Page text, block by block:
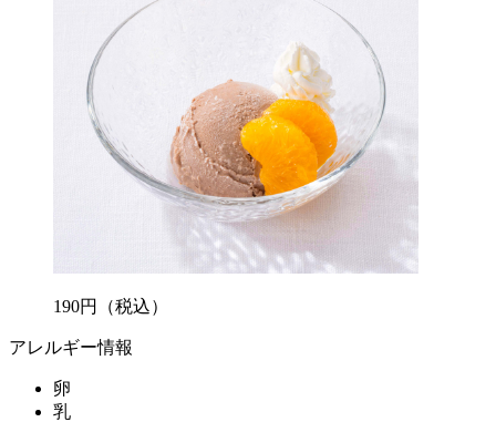
190円 （税込）
アレルギー情報
卵
乳